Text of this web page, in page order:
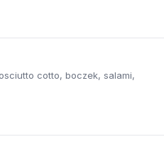
cotto, boczek, salami,